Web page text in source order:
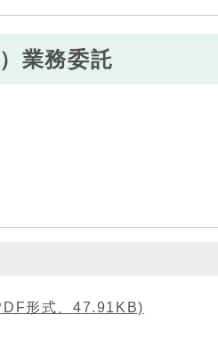
業務委託
形式、47.91KB)